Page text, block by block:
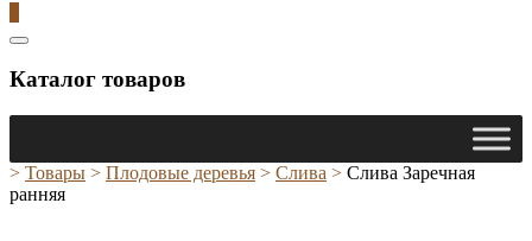
Catalog
Каталог товаров
> Товары > Плодовые деревья > Слива > Слива Заречная
ранняя